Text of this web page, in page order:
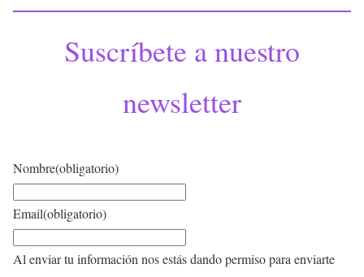
Suscríbete a nuestro
newsletter
Nombre(obligatorio)
Email(obligatorio)
Al enviar tu información nos estás dando permiso para enviarte